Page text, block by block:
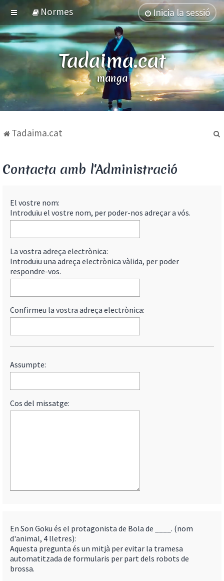
Normes Inicia la sessió
Tadaima.cat
manga
Tadaima.cat
Contacta amb l'Administració
El vostre nom:
Introduïu el vostre nom, per poder-nos adreçar a vós.
La vostra adreça electrònica:
Introduïu una adreça electrònica vàlida, per poder
respondre-vos.
Confirmeu la vostra adreça electrònica:
Assumpte:
Cos del missatge:
En Son Goku és el protagonista de Bola de ____. (nom
d'animal, 4 lletres):
Aquesta pregunta és un mitjà per evitar la tramesa
automatitzada de formularis per part dels robots de
brossa.